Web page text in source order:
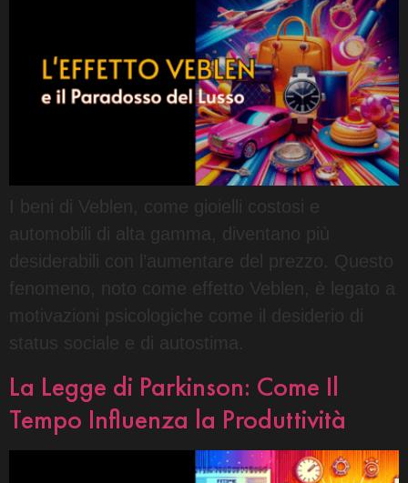
I beni di Veblen, come gioielli costosi e
automobili di alta gamma, diventano più
desiderabili con l’aumentare del prezzo. Questo
fenomeno, noto come effetto Veblen, è legato a
motivazioni psicologiche come il desiderio di
status sociale e di autostima.
La Legge di Parkinson: Come Il
Tempo Influenza la Produttività